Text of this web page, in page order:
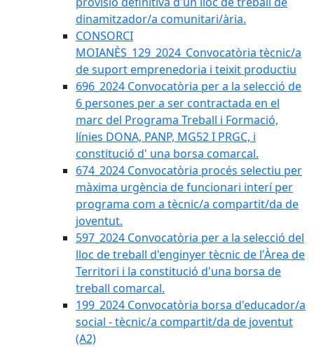
dinamitzador/a comunitari/ària.
CONSORCI
MOIANÈS_129_2024_Convocatòria tècnic/a
de suport emprenedoria i teixit productiu
696_2024 Convocatòria per a la selecció de
6 persones per a ser contractada en el
marc del Programa Treball i Formació,
línies DONA, PANP, MG52 I PRGC, i
constitució d' una borsa comarcal.
674_2024 Convocatòria procés selectiu per
màxima urgència de funcionari interí per
programa com a tècnic/a compartit/da de
joventut.
597_2024 Convocatòria per a la selecció del
lloc de treball d'enginyer tècnic de l'Àrea de
Territori i la constitució d'una borsa de
treball comarcal.
199_2024 Convocatòria borsa d'educador/a
social - tècnic/a compartit/da de joventut
(A2)